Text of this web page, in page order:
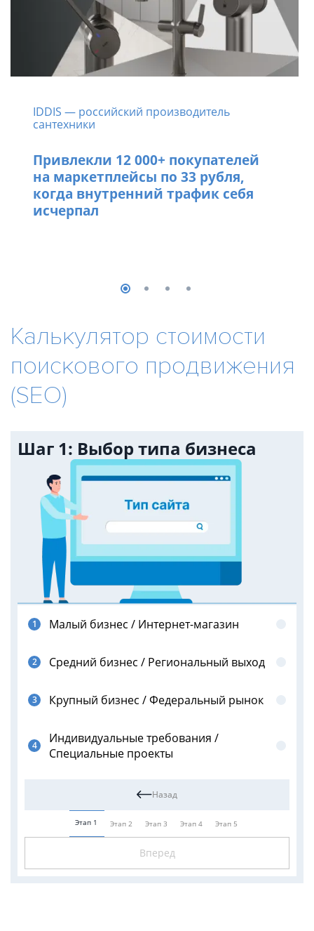
IDDIS — российский производитель
сантехники
Привлекли 12 000+ покупателей
на маркетплейсы по 33 рубля,
когда внутренний трафик себя
исчерпал
Калькулятор стоимости
поискового продвижения
(SEO)
Шаг 1: Выбор типа бизнеса
Малый бизнес / Интернет-магазин
Средний бизнес / Региональный выход
Крупный бизнес / Федеральный рынок
Индивидуальные требования /
Специальные проекты
Назад
Этап 1 Этап 2 Этап 3 Этап 4 Этап 5
Вперед